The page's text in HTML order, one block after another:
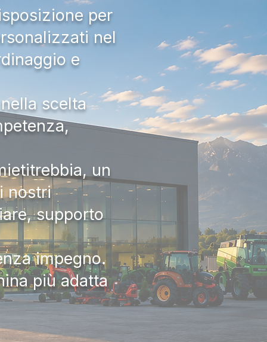
per
nel
e
scelta
un
nostri
supporto
impegno.
più adatta